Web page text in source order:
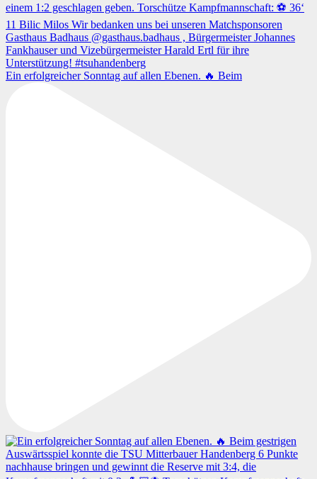
Ein erfolgreicher Sonntag auf allen Ebenen. 🔥 Beim